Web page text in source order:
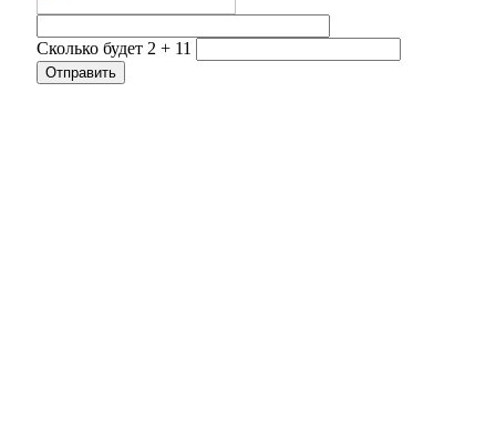
Сколько будет 2 + 11